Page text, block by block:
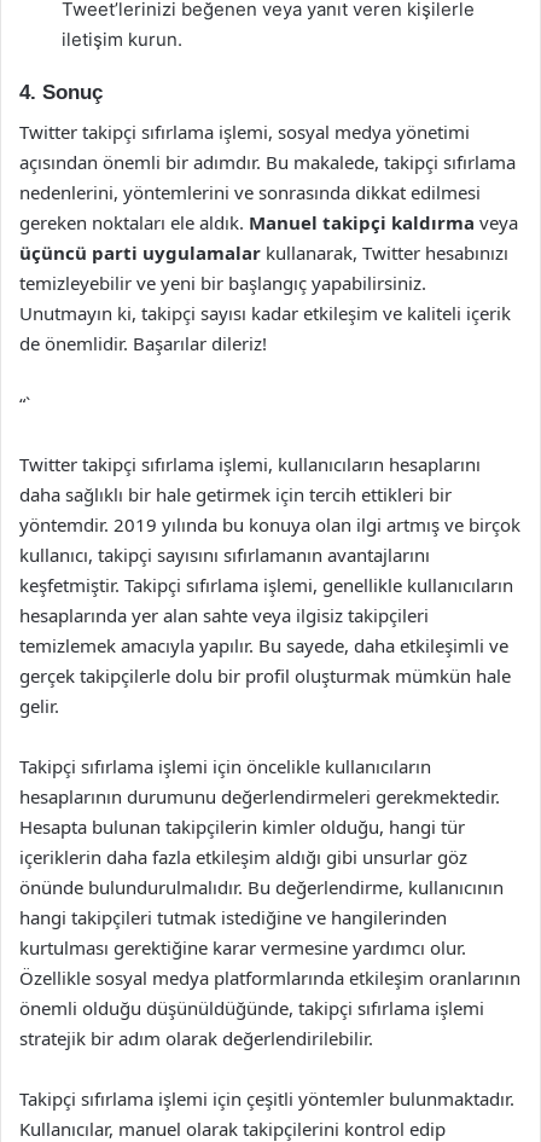
Tweet’lerinizi beğenen veya yanıt veren kişilerle
iletişim kurun.
4. Sonuç
Twitter takipçi sıfırlama işlemi, sosyal medya yönetimi
açısından önemli bir adımdır. Bu makalede, takipçi sıfırlama
nedenlerini, yöntemlerini ve sonrasında dikkat edilmesi
gereken noktaları ele aldık. Manuel takipçi kaldırma veya
üçüncü parti uygulamalar kullanarak, Twitter hesabınızı
temizleyebilir ve yeni bir başlangıç yapabilirsiniz.
Unutmayın ki, takipçi sayısı kadar etkileşim ve kaliteli içerik
de önemlidir. Başarılar dileriz!
“`
Twitter takipçi sıfırlama işlemi, kullanıcıların hesaplarını
daha sağlıklı bir hale getirmek için tercih ettikleri bir
yöntemdir. 2019 yılında bu konuya olan ilgi artmış ve birçok
kullanıcı, takipçi sayısını sıfırlamanın avantajlarını
keşfetmiştir. Takipçi sıfırlama işlemi, genellikle kullanıcıların
hesaplarında yer alan sahte veya ilgisiz takipçileri
temizlemek amacıyla yapılır. Bu sayede, daha etkileşimli ve
gerçek takipçilerle dolu bir profil oluşturmak mümkün hale
gelir.
Takipçi sıfırlama işlemi için öncelikle kullanıcıların
hesaplarının durumunu değerlendirmeleri gerekmektedir.
Hesapta bulunan takipçilerin kimler olduğu, hangi tür
içeriklerin daha fazla etkileşim aldığı gibi unsurlar göz
önünde bulundurulmalıdır. Bu değerlendirme, kullanıcının
hangi takipçileri tutmak istediğine ve hangilerinden
kurtulması gerektiğine karar vermesine yardımcı olur.
Özellikle sosyal medya platformlarında etkileşim oranlarının
önemli olduğu düşünüldüğünde, takipçi sıfırlama işlemi
stratejik bir adım olarak değerlendirilebilir.
Takipçi sıfırlama işlemi için çeşitli yöntemler bulunmaktadır.
Kullanıcılar, manuel olarak takipçilerini kontrol edip